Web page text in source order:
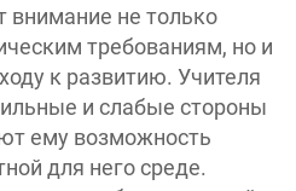
внимание не только
требованиям, но и
к развитию. Учителя
и слабые стороны
ему возможность
для него среде.